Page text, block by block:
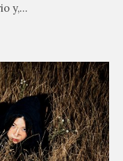
y,…